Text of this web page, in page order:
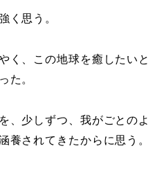
く思う。
く、この地球を癒したいと
た。
、少しずつ、我がごとのよ
養されてきたからに思う。